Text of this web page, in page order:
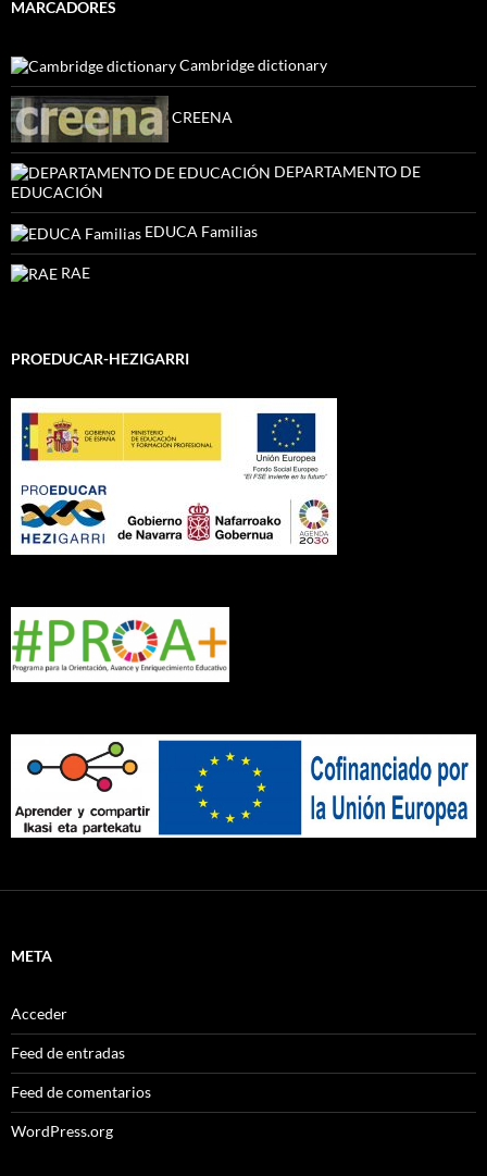
MARCADORES
Cambridge dictionary
CREENA
DEPARTAMENTO DE
EDUCACIÓN
EDUCA Familias
RAE
PROEDUCAR-HEZIGARRI
META
Acceder
Feed de entradas
Feed de comentarios
WordPress.org